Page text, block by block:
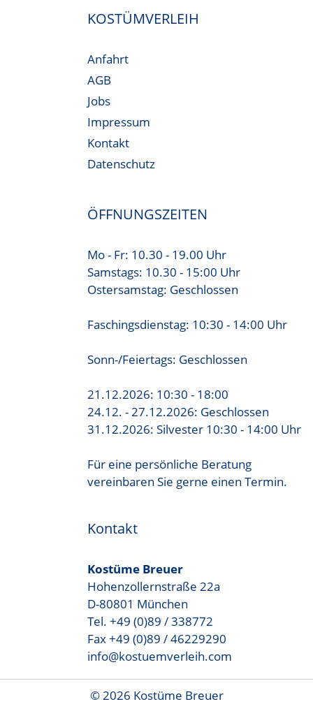
KOSTÜMVERLEIH
Anfahrt
AGB
Jobs
Impressum
Kontakt
Datenschutz
ÖFFNUNGSZEITEN
Mo - Fr: 10.30 - 19.00 Uhr
Samstags: 10.30 - 15:00 Uhr
Ostersamstag: Geschlossen
Faschingsdienstag: 10:30 - 14:00 Uhr
Sonn-/Feiertags: Geschlossen
21.12.2026: 10:30 - 18:00
24.12. - 27.12.2026: Geschlossen
31.12.2026: Silvester 10:30 - 14:00 Uhr
Für eine persönliche Beratung
vereinbaren Sie gerne einen Termin.
Kontakt
Kostüme Breuer
Hohenzollernstraße 22a
D-80801 München
Tel. +49 (0)89 / 338772
Fax +49 (0)89 / 46229290
info@kostuemverleih.com
© 2026 Kostüme Breuer